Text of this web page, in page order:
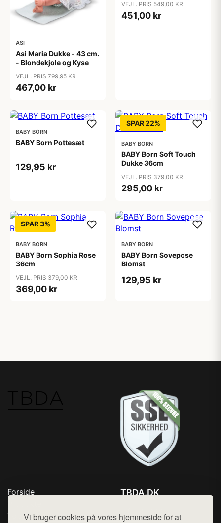
Vi bruger cookies på vores hjemmeside for at
ASI
Asi Maria Dukke - 43 cm.
- Blondekjole og Kyse
VEJL. PRIS 799,95 KR
467,00 kr
VEJL. PRIS 549,00 KR
451,00 kr
BABY BORN
BABY Born Pottesæt
129,95 kr
SPAR 22%
BABY BORN
BABY Born Soft Touch
Dukke 36cm
VEJL. PRIS 379,00 KR
295,00 kr
SPAR 3%
BABY BORN
BABY Born Sophia Rose
36cm
VEJL. PRIS 379,00 KR
369,00 kr
BABY BORN
BABY Born Sovepose
Blomst
129,95 kr
Forside
Top Rabatter
TBDA.DK